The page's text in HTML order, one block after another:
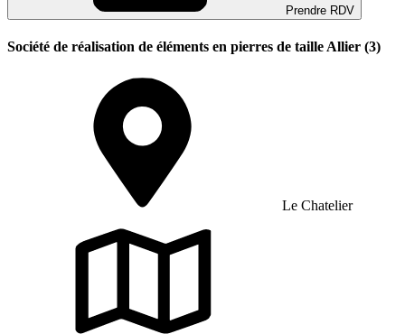
Prendre RDV
Société de réalisation de éléments en pierres de taille Allier (3)
Le Chatelier